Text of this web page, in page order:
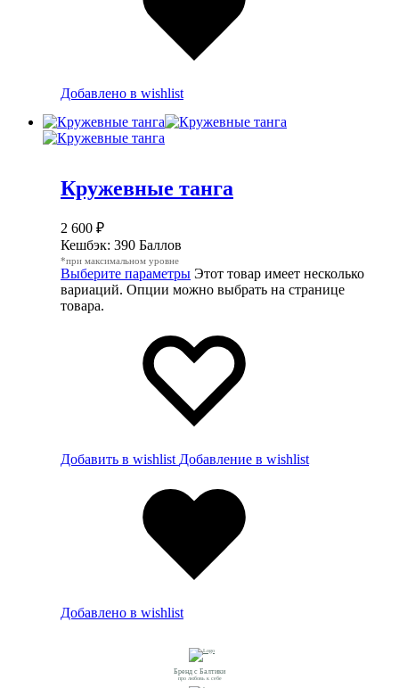
Добавлено в wishlist
Кружевные танга
2 600 ₽
Кешбэк: 390 Баллов
*при максимальном уровне
Выберите параметры Этот товар имеет несколько
вариаций. Опции можно выбрать на странице
товара.
Добавить в wishlist Добавление в wishlist
Добавлено в wishlist
Бренд с Балтики
про любовь к себе